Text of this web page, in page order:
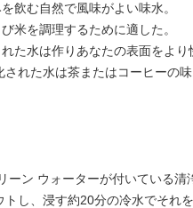
飲む自然で風味がよい味水。
米を調理するために適した。
た水は作りあなたの表面をより
れた水は茶またはコーヒーの味
ーン ウォーターが付いている清
し、浸す約20分の冷水でそれを